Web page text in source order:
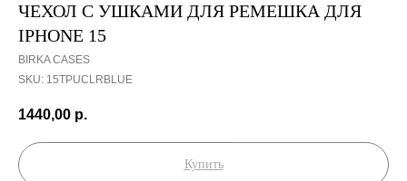
ЧЕХОЛ С УШКАМИ ДЛЯ РЕМЕШКА ДЛЯ
IPHONE 15
BIRKA CASES
SKU: 15TPUСLRBLUE
1440,00 р.
Купить